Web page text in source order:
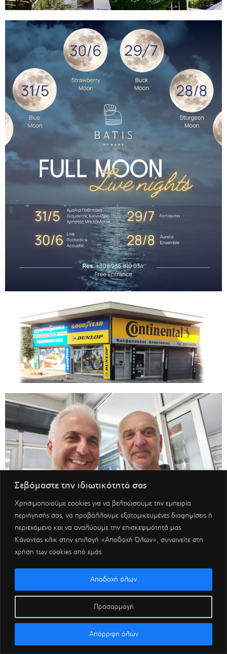
Σεβόμαστε την ιδιωτικότητά σας
Χρησιμοποιούμε cookies για να βελτιώσουμε την εμπειρία
περιήγησής σας, να προβάλλουμε εξατομικευμένες διαφημίσεις ή
περιεχόμενο και να αναλύουμε την επισκεψιμότητά μας.
Κάνοντας κλικ στην επιλογή «Αποδοχή Όλων», συναινείτε στη
χρήση των cookies από εμάς.
Προσαρμογή
Απόρριψη όλων
Αποδοχή όλων